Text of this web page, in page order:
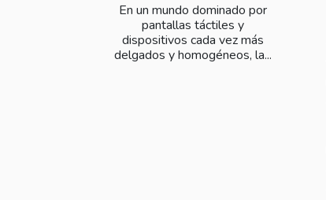
En un mundo dominado por
pantallas táctiles y
dispositivos cada vez más
delgados y homogéneos, la...